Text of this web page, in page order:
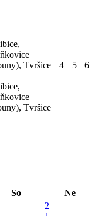
Tvršice
Tvršice
4 5 6
So
Ne
2